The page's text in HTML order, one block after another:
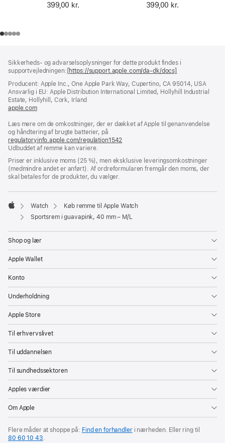
399,00 kr.
399,00 kr.
Sikkerheds- og advarselsoplysninger for dette produkt findes i
supportvejledningen: [https://support.apple.com/da-dk/docs]
et
nyt
Producent: Apple Inc., One Apple Park Way, Cupertino, CA 95014, USA
Ansvarlig i EU: Apple Distribution International Limited, Hollyhill Industrial
Estate, Hollyhill, Cork, Irland
apple.com(åbner
et
nyt
vindue)
Læs mere om de omkostninger, der er dækket af Apple til genanvendelse
og håndtering af brugte batterier, på
regulatoryinfo.apple.com/regulation1542
et
nyt
vindue)
Udbuddet af remme kan variere.
Priser er inklusive moms (25 %), men eksklusive leveringsomkostninger
(medmindre andet er anført). Af ordreformularen fremgår den moms, der
skal betales for de produkter, du vælger.
Apple
Watch
Køb remme til Apple Watch
Sportsrem i guavapink, 40 mm – M/L
Shop og lær
Apple Wallet
Konto
Underholdning
Apple Store
Til erhvervslivet
Til uddannelsen
Til sundhedssektoren
Apples værdier
Om Apple
Flere måder at shoppe på: Find en forhandleri nærheden. Eller ring til
80 60 10 43.